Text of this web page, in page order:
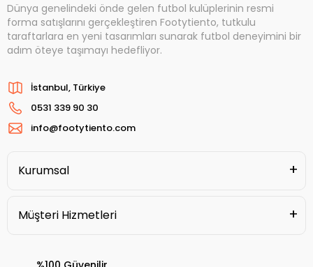
Dünya genelindeki önde gelen futbol kulüplerinin resmi
forma satışlarını gerçekleştiren Footytiento, tutkulu
taraftarlara en yeni tasarımları sunarak futbol deneyimini bir
adım öteye taşımayı hedefliyor.
İstanbul, Türkiye
0531 339 90 30
info@footytiento.com
Kurumsal
Müşteri Hizmetleri